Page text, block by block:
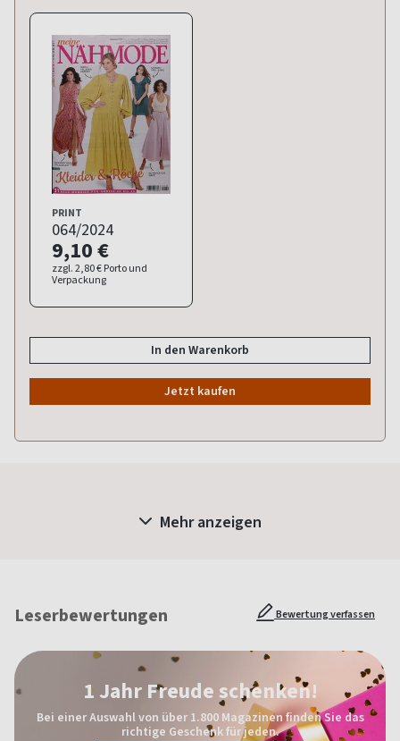
PRINT
064/2024
9,10 €
zzgl. 2,80 € Porto und
Verpackung
In den Warenkorb
Jetzt kaufen
Mehr anzeigen
Leserbewertungen Bewertung verfassen
1 Jahr Freude schenken!
Bei einer Auswahl von über 1.800 Magazinen finden Sie das
richtige Geschenk für jeden.